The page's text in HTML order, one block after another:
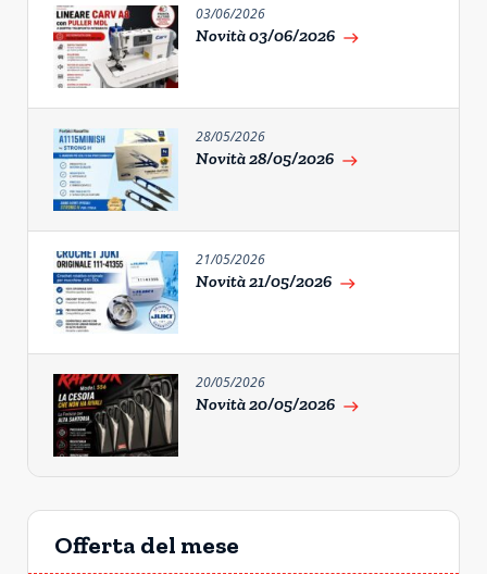
03/06/2026
Novità 03/06/2026 east
28/05/2026
Novità 28/05/2026 east
21/05/2026
Novità 21/05/2026 east
20/05/2026
Novità 20/05/2026 east
Offerta del mese